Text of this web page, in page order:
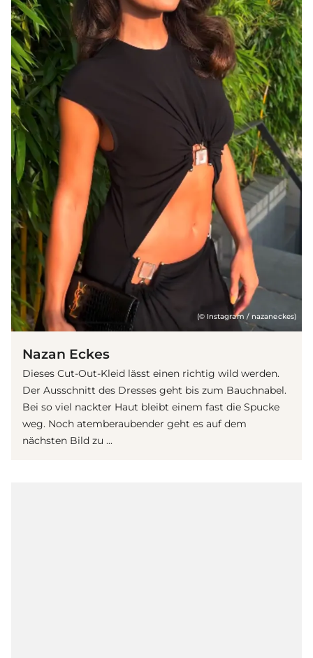
(© Instagram / nazaneckes)
Nazan Eckes
Dieses Cut-Out-Kleid lässt einen richtig wild werden.
Der Ausschnitt des Dresses geht bis zum Bauchnabel.
Bei so viel nackter Haut bleibt einem fast die Spucke
weg. Noch atemberaubender geht es auf dem
nächsten Bild zu ...